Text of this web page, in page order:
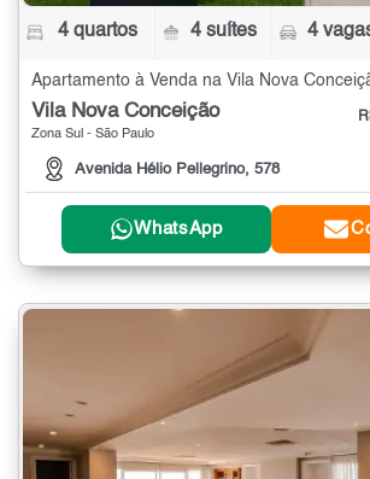
4 quartos 4 suítes 4
Vila Nova Conceição
Zona Sul - São Paulo
Avenida Hélio Pellegrino, 578
WhatsApp